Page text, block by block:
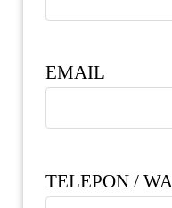
EMAIL
TELEPON / WA